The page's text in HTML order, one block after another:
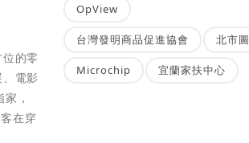
的零
電影
，
在穿
OpView
台灣發明商品促進協會 北市圖
Microchip 宜蘭家扶中心